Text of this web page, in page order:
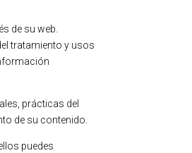
de su web.
tratamiento y usos
prácticas del
de su contenido.
puedes